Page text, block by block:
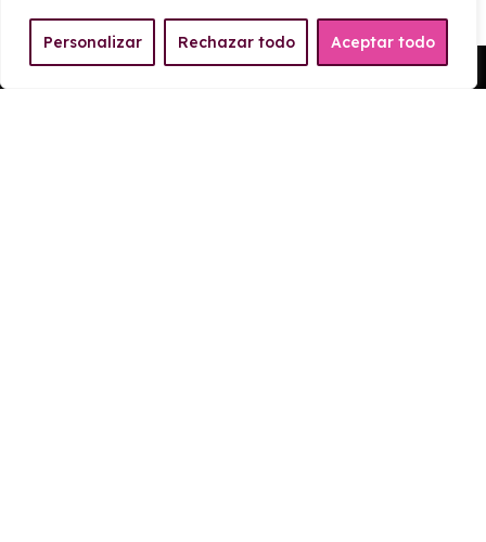
Personalizar Rechazar todo Aceptar todo
CONSUMO Y EMISIONES
Pedir Presupuesto